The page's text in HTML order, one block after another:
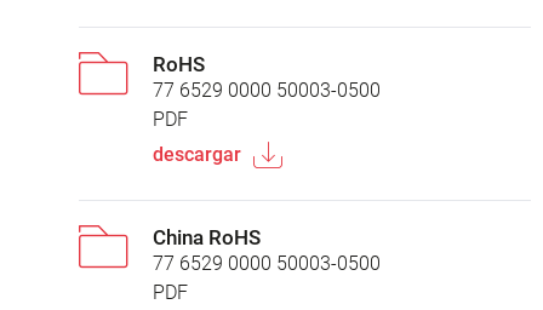
RoHS
77 6529 0000 50003-0500
PDF
descargar
China RoHS
77 6529 0000 50003-0500
PDF